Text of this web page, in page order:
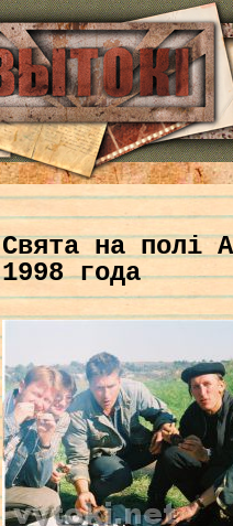
Свята на полі
1998 года